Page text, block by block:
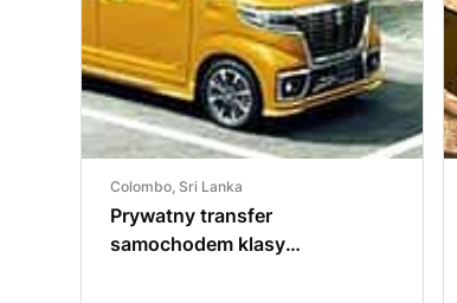
Colombo, Sri Lanka
Prywatny transfer
samochodem klasy